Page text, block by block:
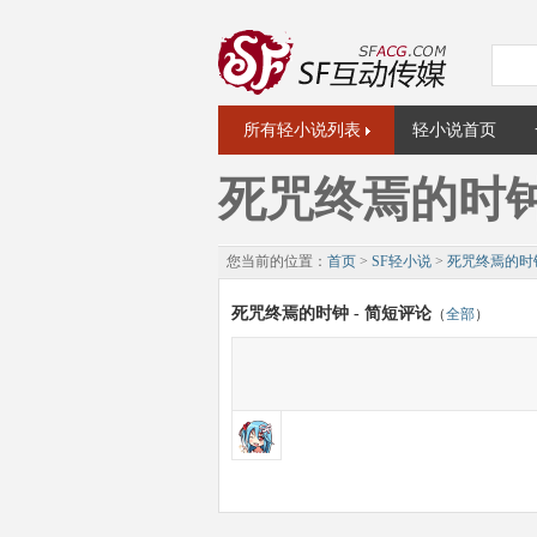
所有轻小说列表 轻小说首页
死咒终焉的时
您当前的位置： 首页 > SF轻小说 > 死咒终焉的时
死咒终焉的时钟 - 简短评论 （全部）